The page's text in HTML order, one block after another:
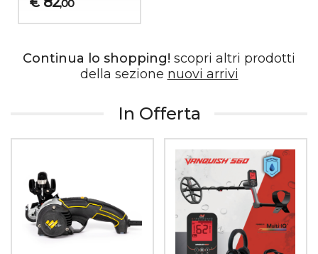
,00
Continua lo shopping! scopri altri prodotti
della sezione nuovi arrivi
In Offerta